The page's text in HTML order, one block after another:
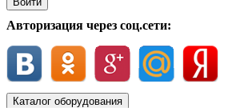
Авторизация через соц.сети:
Каталог оборудования